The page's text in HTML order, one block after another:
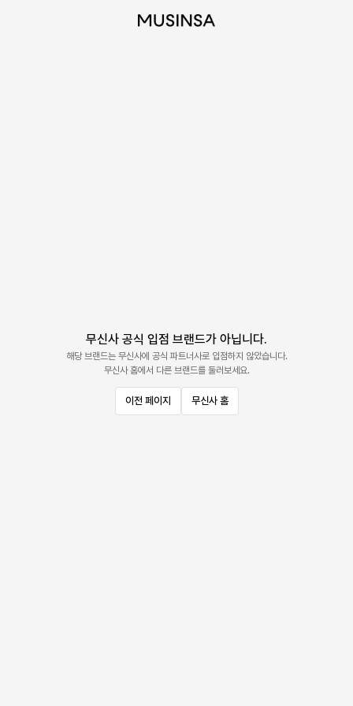
무신사 공식 입점 브랜드가 아닙니다.
해당 브랜드는 무신사에 공식 파트너사로 입점하지 않았습니다.
무신사 홈에서 다른 브랜드를 둘러보세요.
이전 페이지 무신사 홈